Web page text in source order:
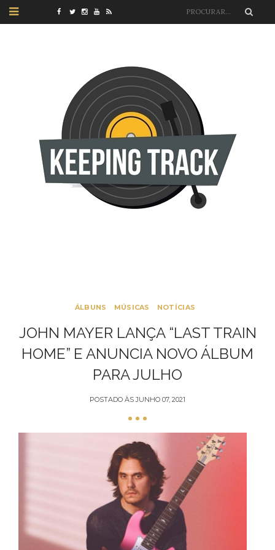
ÁLBUNS MÚSICAS NOTÍCIAS
JOHN MAYER LANÇA “LAST TRAIN
HOME” E ANUNCIA NOVO ÁLBUM
PARA JULHO
POSTADO ÀSJUNHO 07, 2021